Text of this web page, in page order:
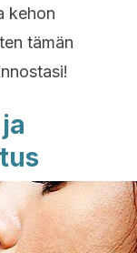
kehon
tämän